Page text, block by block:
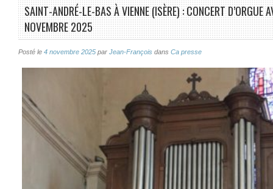
SAINT-ANDRÉ-LE-BAS À VIENNE (ISÈRE) : CONCERT D’ORGUE
NOVEMBRE 2025
Posté le 4 novembre 2025 par Jean-François dans Ca presse